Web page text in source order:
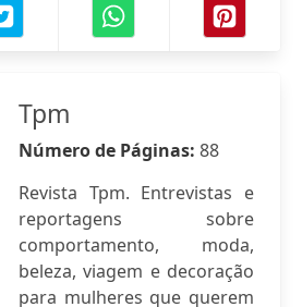
Tpm
Número de Páginas: 88
Revista Tpm. Entrevistas e
reportagens sobre
comportamento, moda,
beleza, viagem e decoração
para mulheres que querem